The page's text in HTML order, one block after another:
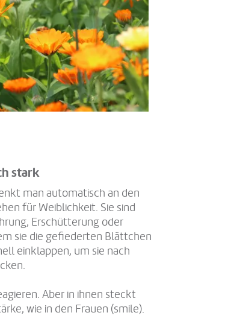
stark
man automatisch an den
für Weiblichkeit. Sie sind
Erschütterung oder
sie die gefiederten Blättchen
einklappen, um sie nach
Aber in ihnen steckt
wie in den Frauen (smile).